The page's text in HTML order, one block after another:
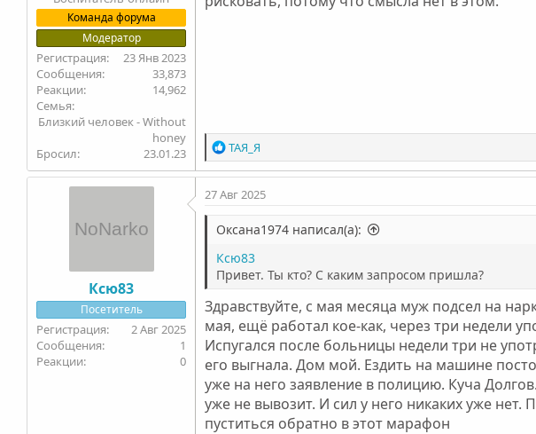
Команда форума
Модератор
23 Янв 2023
33,873
14,962
Семья
Близкий человек - Without
honey
Бросил
23.01.23
Р
е
а
к
и
:
ТАЯ_Я
Ксю83
Посетитель
2 Авг 2025
1
0
27 Авг 2025
Оксана1974 написал(а):
Ксю83
Привет. Ты кто? С каким запросом пришла?
Здравствуйте, с мая месяца муж подсел на
мая, ещё работал кое-как, через три недели
Испугался после больницы недели три не
его выгнала. Дом мой. Ездить на машине
уже на него заявление в полицию. Куча
уже не вывозит. И сил у него никаких уже
пуститься обратно в этот марафон